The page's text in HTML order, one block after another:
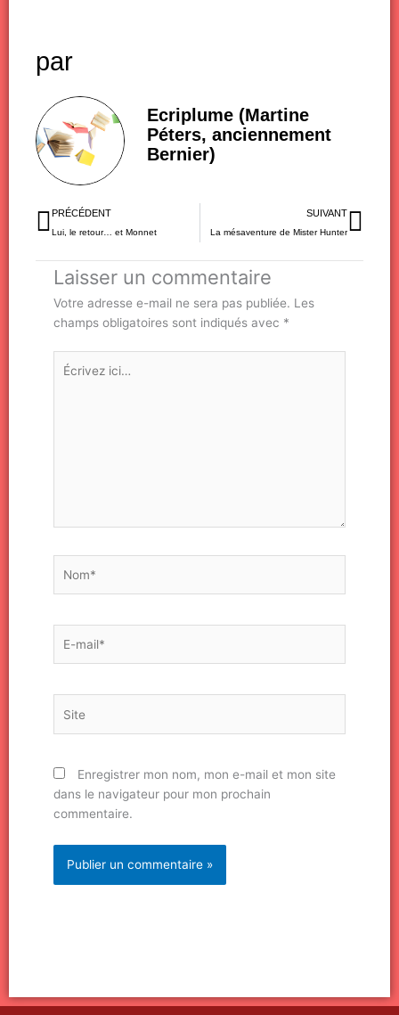
par
Ecriplume (Martine
Péters, anciennement
Bernier)
Précédent
PRÉCÉDENT
Lui, le retour… et Monnet
SUIVANT
La mésaventure de Mister Hunter
Laisser un commentaire
Votre adresse e-mail ne sera pas publiée. Les
champs obligatoires sont indiqués avec *
Écrivez
ici…
mail*
Enregistrer mon nom, mon e-mail et mon site
dans le navigateur pour mon prochain
commentaire.